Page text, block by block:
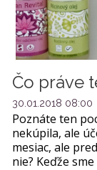
Čo práve
30.01.2018 08:00
Poznáte ten
nekúpila, ale
mesiac, ale
nie? Keďže